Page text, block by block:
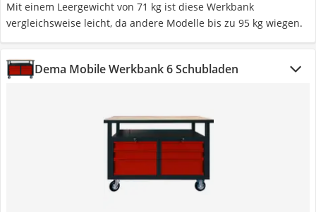
Mit einem Leergewicht von 71 kg ist diese Werkbank
vergleichsweise leicht, da andere Modelle bis zu 95 kg wiegen.
Dema Mobile Werkbank 6 Schubladen